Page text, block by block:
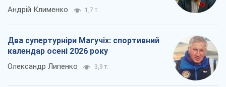
Андрій Клименко 1,7 т.
Два супертурніри Магучіх: спортивний
календар осені 2026 року
Олександр Липенко 3,9 т.